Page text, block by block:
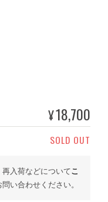
¥18,700
SOLD OUT
入荷などについてこ
問い合わせください。